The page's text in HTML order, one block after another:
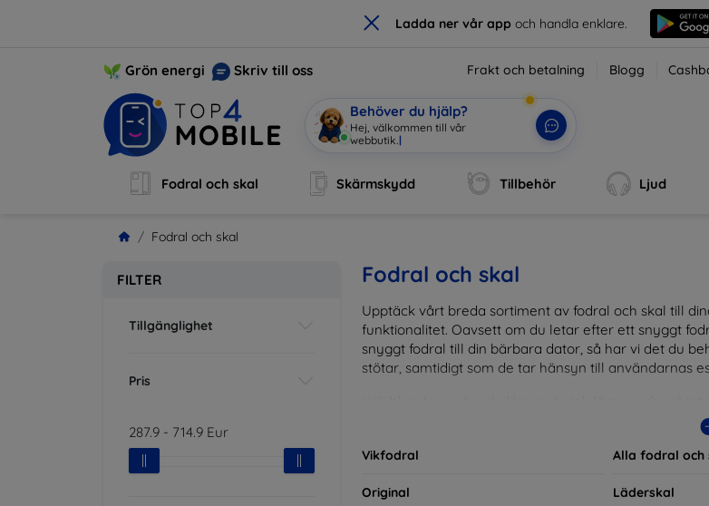
× Ladda ner vår app och handla enklare.
Grön energi Skriv till oss Frakt och betalning Blogg
Behöver du hjälp?
Hej, välkomm|
Fodral och skal Skärmskydd Tillbehör Ljud
Fodral och skal
FILTER
Tillgänglighet
Pris
287.9 - 714.9 Eur
Fodral och skal
Upptäck vårt breda sortiment av fodral och skal till
funktionalitet. Oavsett om du letar efter ett snyggt
snyggt fodral till din bärbara dator, så har vi det du
stötar, samtidigt som de tar hänsyn till användarnas
inte bara praktiska utan också moderiktiga, vilket
eller de som bara vill skydda sin investering, vi finns
Vikfodral Alla fodral och
Original Läderskal